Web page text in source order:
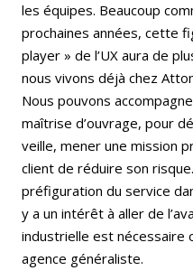
les équipes. Beaucoup
prochaines années, cette
player » de l’UX aura de
nous vivons déjà chez
Nous pouvons
maîtrise d’ouvrage, pour
veille, mener une mission
client de réduire son
préfiguration du service
y a un intérêt à aller de
industrielle est nécessaire
agence généraliste.